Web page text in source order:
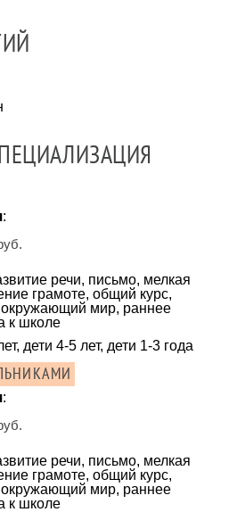
:
речи, письмо, мелкая
грамоте, общий курс,
окружающий мир, раннее
к школе
дети 4-5 лет, дети 1-3 года
:
речи, письмо, мелкая
грамоте, общий курс,
окружающий мир, раннее
к школе